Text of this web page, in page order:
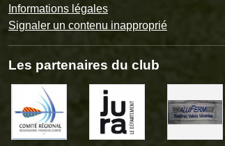
Informations légales
Signaler un contenu inapproprié
Les partenaires du club